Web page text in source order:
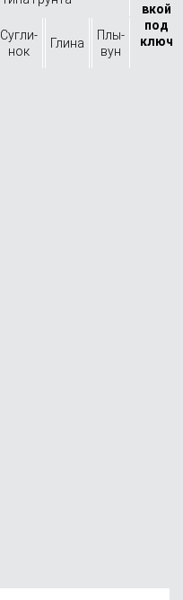
вкой
под
ключ
Сугли­
нок
Глина
Плы­
вун